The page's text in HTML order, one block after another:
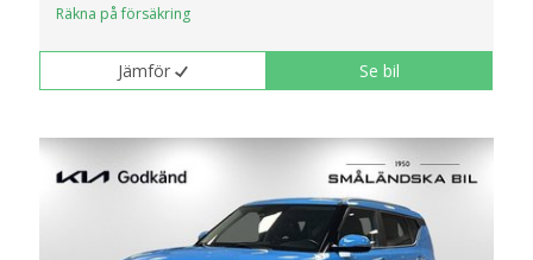
Räkna på försäkring
Jämför Se bil